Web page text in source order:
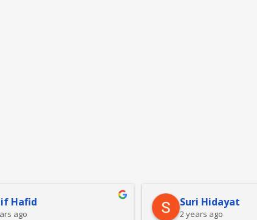
wahyudi
ago
Vandy Febrian
3 years ago